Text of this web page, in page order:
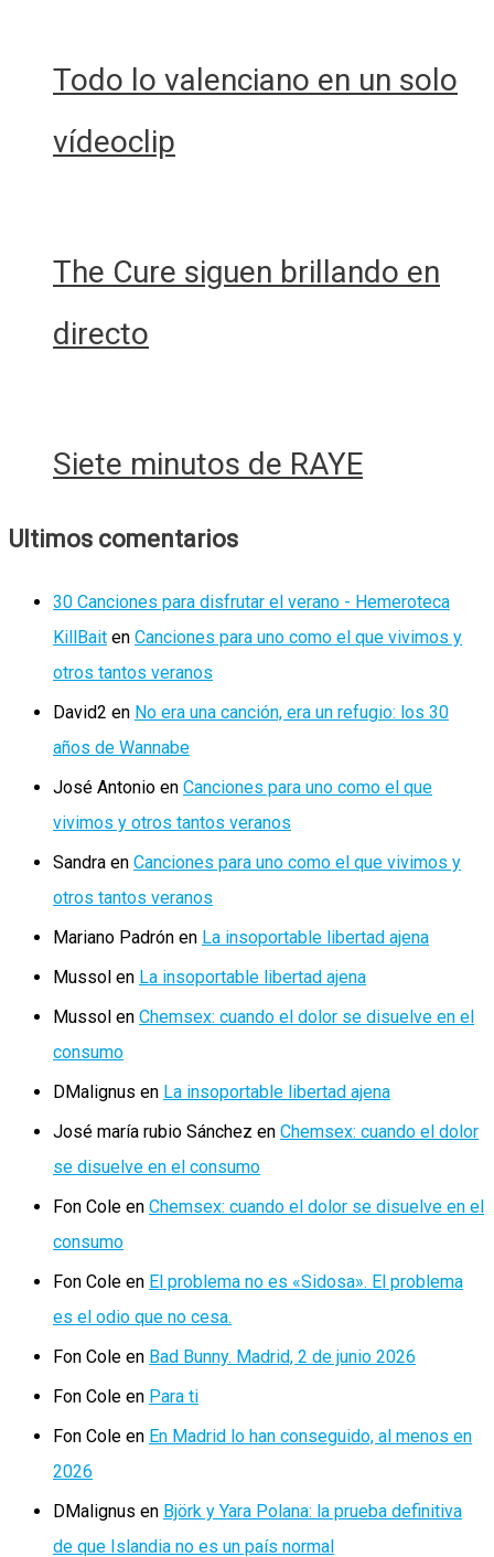
Todo lo valenciano en un solo
vídeoclip
The Cure siguen brillando en
directo
Siete minutos de RAYE
Ultimos comentarios
30 Canciones para disfrutar el verano - Hemeroteca
KillBait en Canciones para uno como el que vivimos y
otros tantos veranos
David2 en No era una canción, era un refugio: los 30
años de Wannabe
José Antonio en Canciones para uno como el que
vivimos y otros tantos veranos
Sandra en Canciones para uno como el que vivimos y
otros tantos veranos
Mariano Padrón en La insoportable libertad ajena
Mussol en La insoportable libertad ajena
Mussol en Chemsex: cuando el dolor se disuelve en el
consumo
DMalignus en La insoportable libertad ajena
José maría rubio Sánchez en Chemsex: cuando el dolor
se disuelve en el consumo
Fon Cole en Chemsex: cuando el dolor se disuelve en el
consumo
Fon Cole en El problema no es «Sidosa». El problema
es el odio que no cesa.
Fon Cole en Bad Bunny. Madrid, 2 de junio 2026
Fon Cole en Para ti
Fon Cole en En Madrid lo han conseguido, al menos en
2026
DMalignus en Björk y Yara Polana: la prueba definitiva
de que Islandia no es un país normal